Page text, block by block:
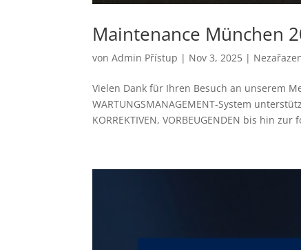
Maintenance München
vonAdmin Přístup | Nov 3, 2025 |
Vielen Dank für Ihren Besuch an unserem
WARTUNGSMANAGEMENT-System
KORREKTIVEN, VORBEUGENDEN bis hin